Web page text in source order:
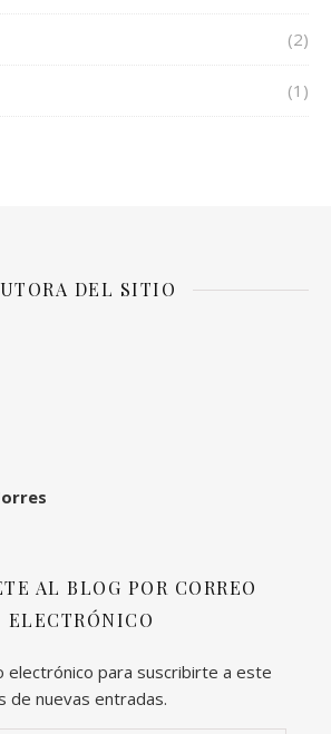
(2)
(1)
DEL SITIO
AL BLOG POR CORREO
ELECTRÓNICO
electrónico para suscribirte a este
de nuevas entradas.